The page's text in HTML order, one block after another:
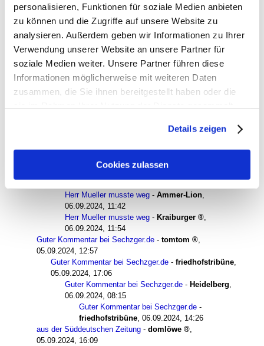
personalisieren, Funktionen für soziale Medien anbieten
zu können und die Zugriffe auf unsere Website zu
analysieren. Außerdem geben wir Informationen zu Ihrer
Verwendung unserer Website an unsere Partner für
soziale Medien weiter. Unsere Partner führen diese
Informationen möglicherweise mit weiteren Daten
zusammen, die Sie ihnen bereitgestellt haben oder die
Sie unsere Webseite weiterhin nutzen.
Details zeigen
Cookies zulassen
Herr Mueller musste weg -
Herr Mueller musste weg-Kraiburger , 05.09.2024, 11:11
Herr Mueller musste weg-tomtom ,05.09.2024, 11:19
Herr Mueller musste weg -Kraiburger
,
05.09.2024, 11:31
05.09.2024, 11:47
Herr Mueller musste weg-laimerloewe (c),
05.09.2024, 12:30
Herr Mueller musste weg -PEC.,05.09.2024, 12:28
Herr Mueller musste weg - Ammer-Lion
06.09.2024, 11:42
Herr Mueller musste weg - Kraiburger
06.09.2024, 11:54
Guter Kommentar bei Sechzger.de - tomtom
05.09.2024, 12:57
Guter Kommentar bei Sechzger.de - friedhofstribüne
05.09.2024, 17:06
Guter Kommentar bei Sechzger.de - Heidelberg
06.09.2024, 08:15
Guter Kommentar bei Sechzger.de -
friedhofstribüne 06.09.2024, 14:26
aus der Süddeutschen Zeitung - domlöwe
05.09.2024, 16:09